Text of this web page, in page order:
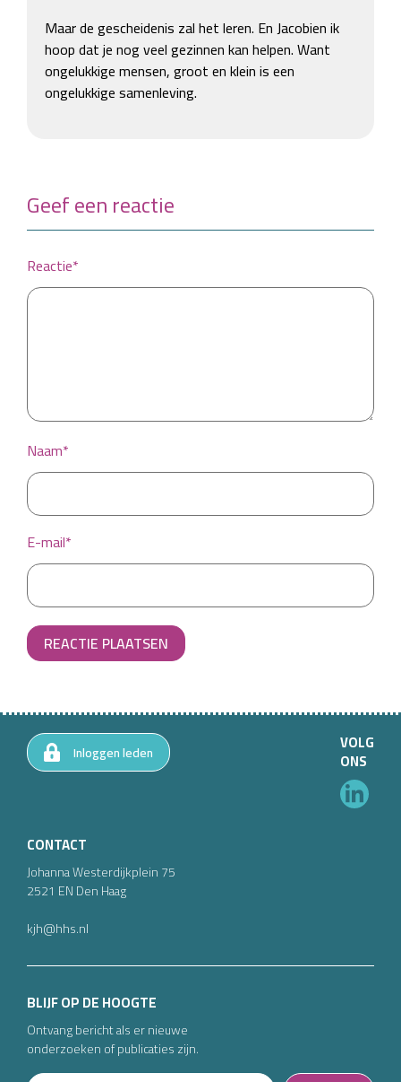
Maar de gescheidenis zal het leren. En Jacobien ik
hoop dat je nog veel gezinnen kan helpen. Want
ongelukkige mensen, groot en klein is een
ongelukkige samenleving.
Geef een reactie
Reactie*
Naam*
E-mail*
REACTIE PLAATSEN
CONTACT
Johanna Westerdijkplein75
2521 ENDen Haag
kjh@hhs.nl
Inloggen leden
BLIJF OP DE HOOGTE
Ontvang bericht als er nieuwe
onderzoeken of publicaties zijn.
VOLG
ONS